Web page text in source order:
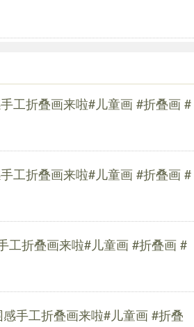
工折叠画来啦#儿童画 #折叠画 #
工折叠画来啦#儿童画 #折叠画 #
工折叠画来啦#儿童画 #折叠画 #
感手工折叠画来啦#儿童画 #折叠